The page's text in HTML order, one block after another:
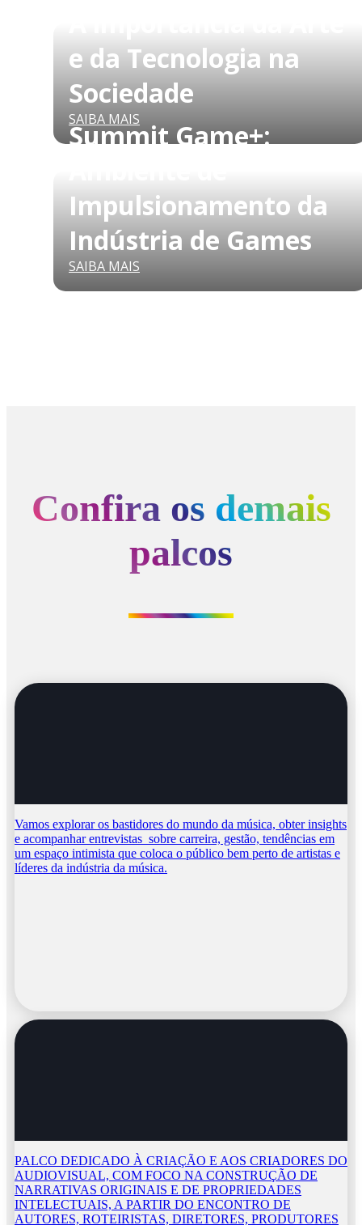
e da Tecnologia na
Sociedade
SAIBA MAIS
Summit Game+:
Impulsionamento da
Indústria de Games
SAIBA MAIS
Confira os demais
palcos
Vamos explorar os bastidores do mundo da música, obter insights
e acompanhar entrevistas sobre carreira, gestão, tendências em
um espaço intimista que coloca o público bem perto de artistas e
líderes da indústria da música.
PALCO DEDICADO À CRIAÇÃO E AOS CRIADORES DO
AUDIOVISUAL, COM FOCO NA CONSTRUÇÃO DE
NARRATIVAS ORIGINAIS E DE PROPRIEDADES
INTELECTUAIS, A PARTIR DO ENCONTRO DE
AUTORES, ROTEIRISTAS, DIRETORES, PRODUTORES